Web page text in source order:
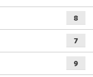
8
7
9